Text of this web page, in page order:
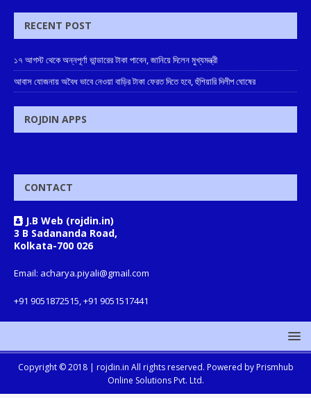
RECENT POST
১৭ আগস্ট থেকে অন্নপূর্ণা ভান্ডারের টাকা পাবেন, জানিয়ে দিলেন মুখ্যমন্ত্রী
আবাস যোজনায় অবৈধ ভাবে নেওয়া বাড়ির টাকা ফেরত দিতে হবে, হুঁশিয়ারি দিলীপ ঘোষের
ROJDIN APPS
CONTACT
J.B Web (rojdin.in)
3 B Sadananda Road,
Kolkata-700 026
Email: acharya.piyali@gmail.com
+91 9051872515, +91 9051517441
Copyright © 2018 | rojdin.in All rights reserved. Powered by Prismhub
Online Solutions Pvt. Ltd.